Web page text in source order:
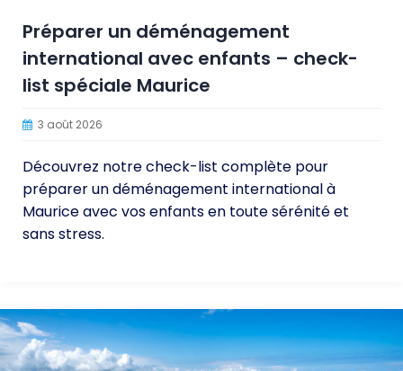
Préparer un déménagement
international avec enfants – check-
list spéciale Maurice
3 août 2026
Découvrez notre check-list complète pour
préparer un déménagement international à
Maurice avec vos enfants en toute sérénité et
sans stress.